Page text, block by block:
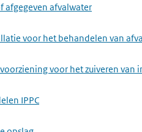
afgegeven afvalwater
voor het behandelen van
voor het zuiveren van
IPPC